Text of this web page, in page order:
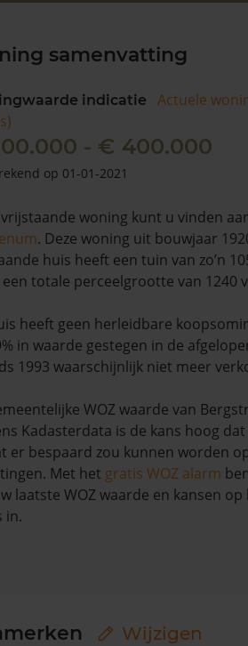
samenvatting
indicatie
Actuele
- € 400.000
op 01-01-2021
vrijstaande woning kunt u vinden
. Deze woning uit bouwjaar
huis heeft een tuin van zo’n
totale perceelgrootte van 1240
heeft geen herleidbare
in waarde gestegen in de
1993 waarschijnlijk niet meer
WOZ waarde van
Kadasterdata is de kans hoog
er bespaard zou kunnen worden
Met het gratis WOZ alarm
laatste WOZ waarde en kansen
in.
Wijzigen